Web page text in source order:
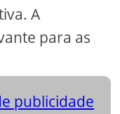
A
para as
publicidade